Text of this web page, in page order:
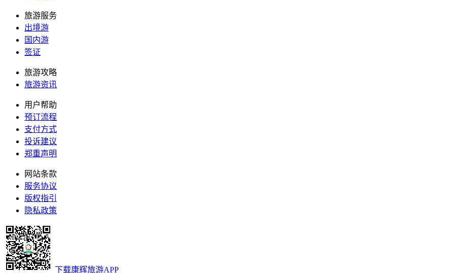
旅游服务
出境游
国内游
签证
旅游攻略
旅游资讯
用户帮助
预订流程
支付方式
投诉建议
郑重声明
网站条款
服务协议
版权指引
隐私政策
下载康辉旅游APP